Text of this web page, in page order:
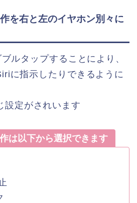
を右と左のイヤホン別々に
ルタップすることにより、
に指示したりできるように
設定がされいます
は以下から選択できます